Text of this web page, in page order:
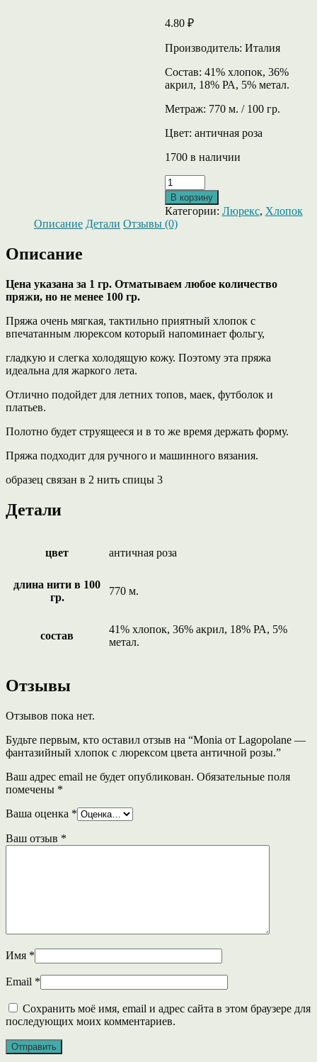
4.80 ₽
Производитель: Италия
Состав: 41% хлопок, 36%
акрил, 18% РА, 5% метал.
Метраж: 770 м. / 100 гр.
Цвет: античная роза
1700 в наличии
Количество
товара
Monia
от
Lagopolane
с
античной
розы.
В корзину
Категории: Люрекс, Хлопок
Описание Детали Отзывы (0)
Описание
Цена указана за 1 гр. Отматываем любое количество
пряжи, но не менее 100 гр.
Пряжа очень мягкая, тактильно приятный хлопок с
впечатанным люрексом который напоминает фольгу,
гладкую и слегка холодящую кожу. Поэтому эта пряжа
идеальна для жаркого лета.
Отлично подойдет для летних топов, маек, футболок и
платьев.
Полотно будет струящееся и в то же время держать форму.
Пряжа подходит для ручного и машинного вязания.
образец связан в 2 нить спицы 3
Детали
цвет античная роза
длина нити в 100
гр.
770 м.
состав
41% хлопок, 36% акрил, 18% РА, 5%
метал.
Отзывы
Отзывов пока нет.
Будьте первым, кто оставил отзыв на “Monia от Lagopolane —
фантазийный хлопок с люрексом цвета античной розы.”
Ваш адрес email не будет опубликован. Обязательные поля
помечены *
Ваша оценка *
Ваш отзыв *
Имя *
Email *
Сохранить моё имя, email и адрес сайта в этом браузере для
последующих моих комментариев.